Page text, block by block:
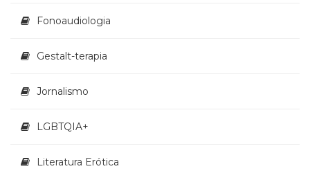
Fonoaudiologia
Gestalt-terapia
Jornalismo
LGBTQIA+
Literatura Erótica